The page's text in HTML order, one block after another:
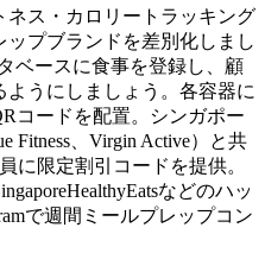
ネス・カロリートラッキング
プブランドを差別化しまし
ベースに食事を登録し、顧
うにしましょう。各容器に
コードを配置。シンガポー
Fitness、Virgin Active）と共
に限定割引コードを提供。
などのハッ
で週間ミールプレップコン